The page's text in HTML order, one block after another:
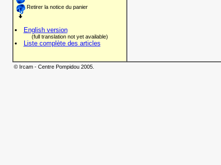
Retirer la notice du panier
English version
(full translation not yet available)
Liste complète des articles
© Ircam - Centre Pompidou 2005.